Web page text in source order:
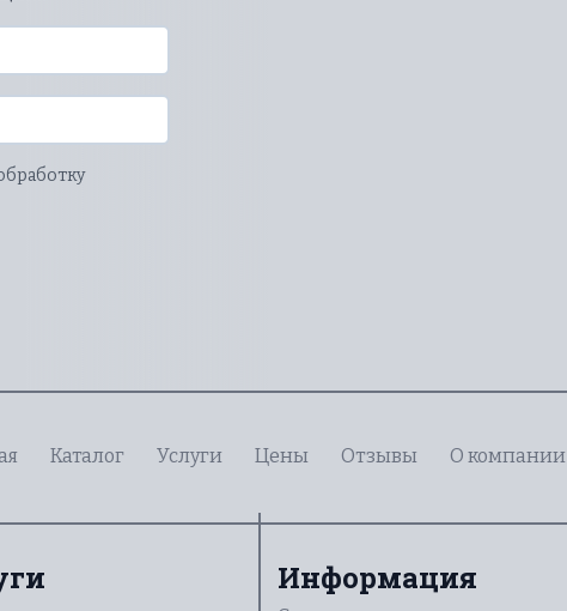
Каталог Услуги Цены Отзывы О компании
Информация